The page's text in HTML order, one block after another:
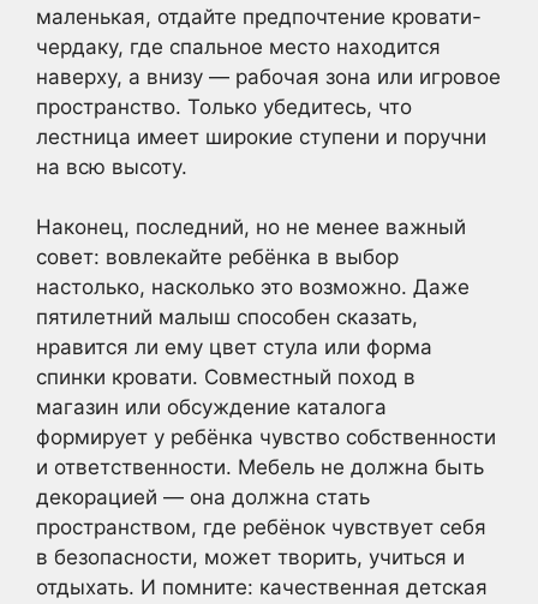
маленькая, отдайте предпочтение кровати-
чердаку, где спальное место находится
наверху, а внизу — рабочая зона или игровое
пространство. Только убедитесь, что
лестница имеет широкие ступени и поручни
на всю высоту.
Наконец, последний, но не менее важный
совет: вовлекайте ребёнка в выбор
настолько, насколько это возможно. Даже
пятилетний малыш способен сказать,
нравится ли ему цвет стула или форма
спинки кровати. Совместный поход в
магазин или обсуждение каталога
формирует у ребёнка чувство собственности
и ответственности. Мебель не должна быть
декорацией — она должна стать
пространством, где ребёнок чувствует себя
в безопасности, может творить, учиться и
отдыхать. И помните: качественная детская